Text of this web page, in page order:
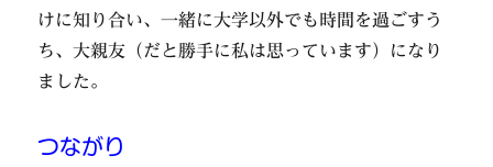
けに知り合い、一緒に大学以外でも時間を過ごすう
ち、大親友（だと勝手に私は思っています）になり
ました。
つながり